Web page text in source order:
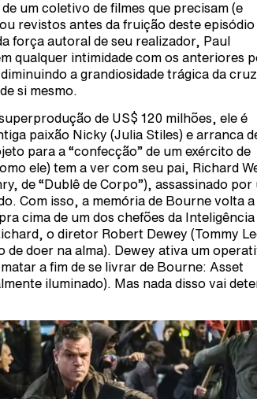
um coletivo de filmes que precisam (e
revistos antes da fruição deste episódio
força autoral de seu realizador, Paul
qualquer intimidade com os anteriores
a grandiosidade trágica da
si mesmo.
de US$ 120 milhões, ele é
paixão Nicky (Julia Stiles) e arranca
para a “confecção” de um exército de
ele) tem a ver com seu pai, Richard
de “Dublê de Corpo”), assassinado por
Com isso, a memória de Bourne volta
cima de um dos chefões da Inteligência
o diretor Robert Dewey (Tommy
de doer na alma). Dewey ativa um
a fim de se livrar de Bourne: Asset
iluminado). Mas nada disso vai